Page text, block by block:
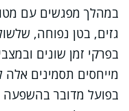
במהלך מפגשים עם
גזים, בטן נפוחה,
בפרקי זמן שונים
מייחסים תסמינים אלה
בפועל מדובר בהשפעה